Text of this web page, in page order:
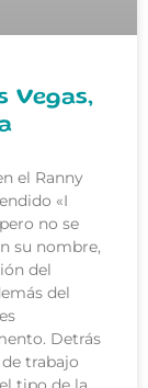
Vegas,
el Ranny
«I
no se
su nombre,
del
del
Detrás
trabajo